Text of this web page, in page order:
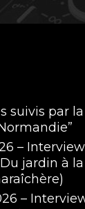
suivis par la
–
jardin à la
–